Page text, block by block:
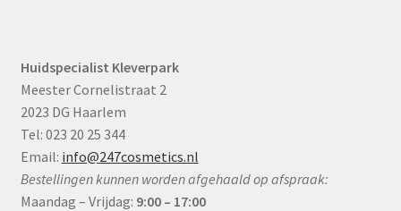
Huidspecialist Kleverpark
Meester Cornelistraat 2
2023 DG Haarlem
Tel: 023 20 25 344
Email: info@247cosmetics.nl
Bestellingen kunnen worden afgehaald op afspraak:
Maandag – Vrijdag: 9:00 – 17:00